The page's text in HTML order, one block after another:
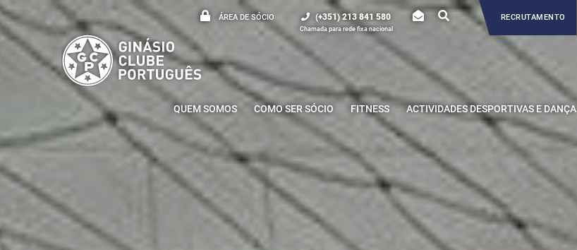
ÁREA DE SÓCIO (+351) 213 841 580
Chamada para rede fixa nacional
RECRUTAMENTO
QUEM SOMOS COMO SER SÓCIO FITNESS ACTIVIDADES DESPORTIVAS E DANÇA